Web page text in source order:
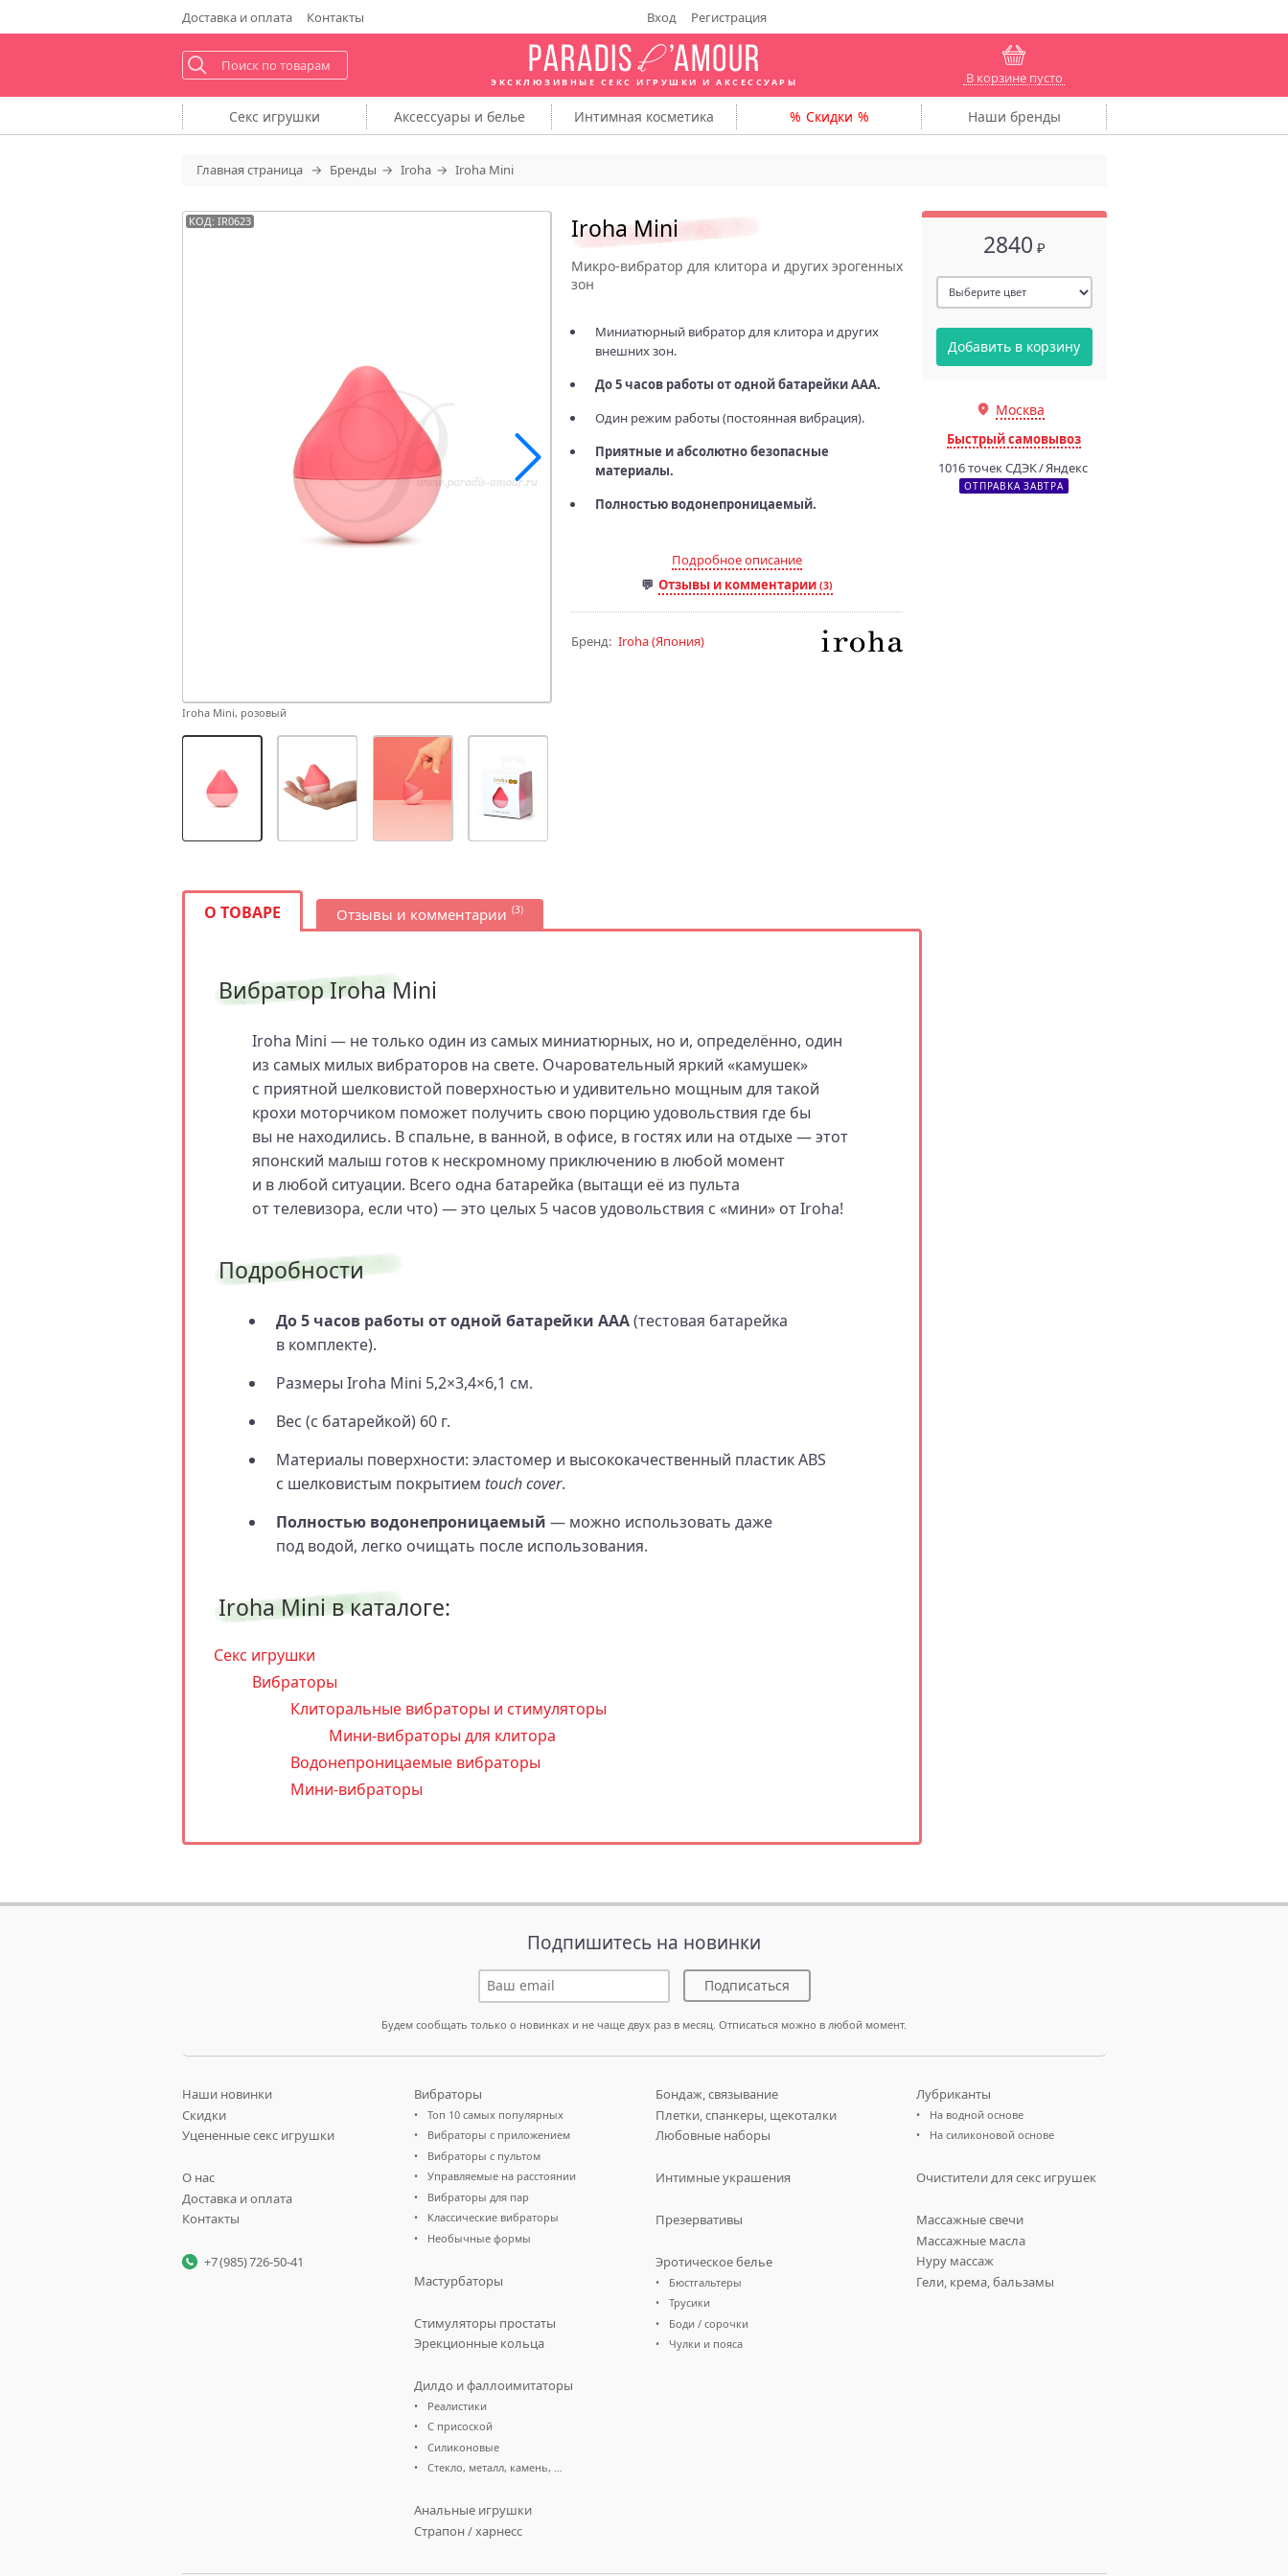
Доставкаи оплата Контакты Вход Регистрация
ЭКСКЛЮЗИВНЫЕ СЕКС ИГРУШКИ И АКСЕССУАРЫ В корзине пусто
Секс игрушки Аксессуары и белье Интимная косметика Скидки Наши бренды
Главная страница Бренды Iroha Iroha Mini
Iroha Mini
Микро‑вибратор для клитора и других эрогенных
зон
Миниатюрный вибратор для клитора и других
внешних зон.
До 5 часов работы от одной батарейки AAA.
Один режим работы (постоянная вибрация).
Приятные и абсолютно безопасные
материалы.
Полностью водонепроницаемый.
Подробное описание
Отзывы и комментарии (3)
Бренд: Iroha(Япония)
2840 ₽
Добавить в корзину
Москва
Быстрый самовывоз
1016 точек СДЭК / Яндекс
ОТПРАВКА ЗАВТРА
Iroha Mini, розовый
КОД: IR0623
О ТОВАРЕ Отзывы и комментарии (3)
Вибратор Iroha Mini
Iroha Mini — не только один из самых миниатюрных, но и, определённо, один
из самых милых вибраторов на свете. Очаровательный яркий «камушек»
с приятной шелковистой поверхностью и удивительно мощным для такой
крохи моторчиком поможет получить свою порцию удовольствия где бы
вы не находились. В спальне, в ванной, в офисе, в гостях или на отдыхе — этот
японский малыш готов к нескромному приключению в любой момент
и в любой ситуации. Всего одна батарейка (вытащи её из пульта
от телевизора, если что) — это целых 5 часов удовольствия с «мини» от Iroha!
Подробности
До 5 часов работы от одной батарейки AAA(тестовая батарейка
в комплекте).
Размеры Iroha Mini 5,2×3,4×6,1 см.
Вес (с батарейкой) 60 г.
Материалы поверхности: эластомер и высококачественный пластик ABS
с шелковистым покрытием touch cover.
Полностью водонепроницаемый — можно использовать даже
под водой, легко очищать после использования.
Iroha Mini в каталоге:
Секс игрушки
Вибраторы
Клиторальные вибраторы и стимуляторы
Мини-вибраторы для клитора
Водонепроницаемые вибраторы
Мини-вибраторы
Подпишитесь на новинки
Подписаться
Будем сообщать только о новинках и не чаще двух раз в месяц. Отписаться можно в любой момент.
Наши новинки
Скидки
Уцененные секс игрушки
О нас
Доставка и оплата
Контакты
+7 (985) 726-50-41
Вибраторы
Топ 10 самых популярных
Вибраторы с приложением
Вибраторы с пультом
Управляемые на расстоянии
Вибраторы для пар
Классические вибраторы
Необычные формы
Мастурбаторы
Стимуляторы простаты
Эрекционные кольца
Дилдо и фаллоимитаторы
Реалистики
С присоской
Силиконовые
Стекло, металл, камень, …
Анальные игрушки
Страпон / харнесс
Бондаж, связывание
Плетки, спанкеры, щекоталки
Любовные наборы
Интимные украшения
Презервативы
Эротическое белье
Бюстгальтеры
Трусики
Боди / сорочки
Чулки и пояса
Лубриканты
На водной основе
На силиконовой основе
Очистители для секс игрушек
Массажные свечи
Массажные масла
Нуру массаж
Гели, крема, бальзамы